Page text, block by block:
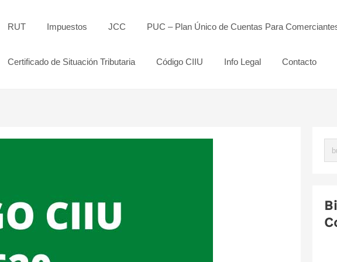
RUT Impuestos JCC PUC – Plan Único de Cuentas Para
Certificado de Situación Tributaria Código CIIU Info Legal Contacto